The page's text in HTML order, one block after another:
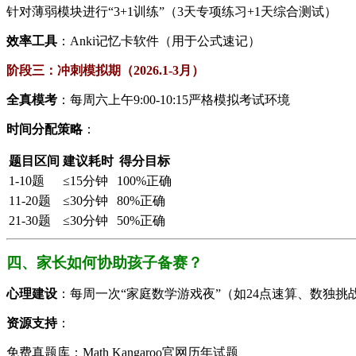
针对薄弱模块进行“3+1训练”（3天专项练习+1天综合测试）
​效率工具​ ​：Anki记忆卡软件（用于公式速记）
​阶段三：冲刺模拟期（2026.1-3月）​
​全真模考​ ​：每周六上午9:00-10:15严格模拟考试环境
​时间分配策略​​：
题目区间 建议耗时 得分目标
1-10题
≤15分钟
100%正确
11-20题
≤30分钟
80%正确
21-30题
≤30分钟 50%正确
四、家长如何协助孩子备赛？
​心理建设​ ：每周一次“家庭数学游戏夜”（如24点速算、数独挑
​资源支持​​：
免费真题库：Math Kangaroo官网历年试题